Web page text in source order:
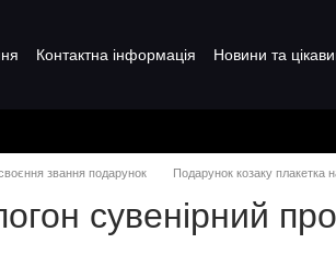
Контактна інформація Новини та
звання подарунок Подарунок козаку плакетка
сувенірний